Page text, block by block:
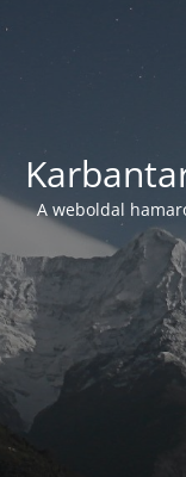
A weboldal